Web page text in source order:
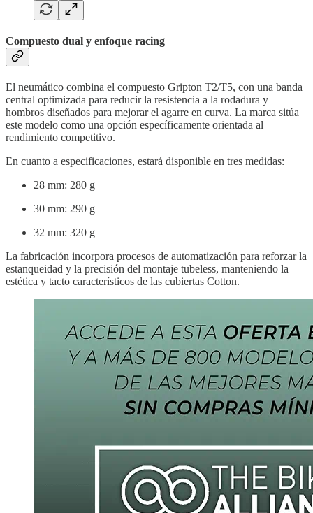
Compuesto dual y enfoque racing
El neumático combina el compuesto Gripton T2/T5, con una banda
central optimizada para reducir la resistencia a la rodadura y
hombros diseñados para mejorar el agarre en curva. La marca sitúa
este modelo como una opción específicamente orientada al
rendimiento competitivo.
En cuanto a especificaciones, estará disponible en tres medidas:
28 mm: 280 g
30 mm: 290 g
32 mm: 320 g
La fabricación incorpora procesos de automatización para reforzar la
estanqueidad y la precisión del montaje tubeless, manteniendo la
estética y tacto característicos de las cubiertas Cotton.